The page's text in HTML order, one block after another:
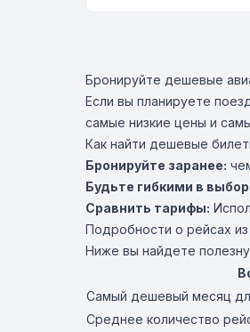
Бронируйте дешевые
Если вы планируете
самые низкие цены и
Как найти дешевые
Бронируйте заранее:
Будьте гибкими в
Сравнить тарифы:
Подробности о рейсах
Ниже вы найдете
Самый дешевый месяц
Среднее количество